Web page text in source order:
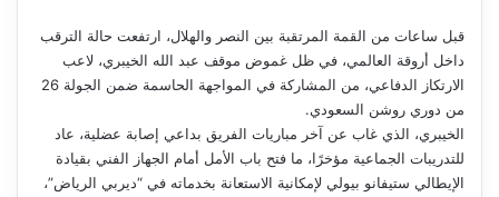
قبل ساعات من القمة المرتقبة بين النصر والهلال، ارتفعت حالة الترقب
داخل أروقة العالمي، في ظل غموض موقف عبد الله الخيبري، لاعب
الارتكاز الدفاعي، من المشاركة في المواجهة الحاسمة ضمن الجولة 26
من دوري روشن السعودي.
الخيبري، الذي غاب عن آخر مباريات الفريق بداعي إصابة عضلية، عاد
للتدريبات الجماعية مؤخرًا، ما فتح باب الأمل أمام الجهاز الفني بقيادة
الإيطالي ستيفانو بيولي لإمكانية الاستعانة بخدماته في “ديربي الرياض”،